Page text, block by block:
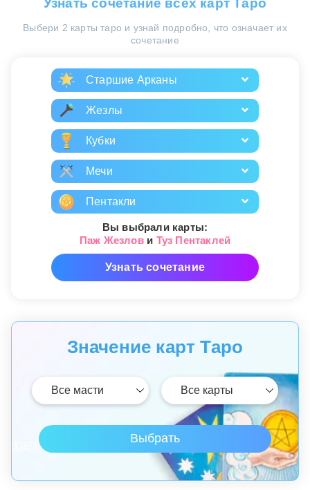
Выбери 2 карты таро и узнай подробно, что означает их
сочетание
Старшие Арканы
Жезлы
Кубки
Мечи
Пентакли
Вы выбрали карты:
Паж Жезлови Туз Пентаклей
Узнать сочетание
Значение карт Таро